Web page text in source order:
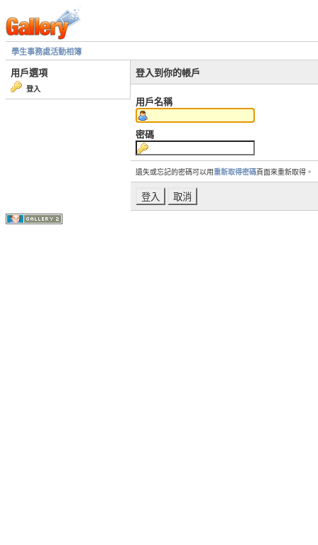
學生事務處活動相簿
用戶選項
登入
登入到你的帳戶
用戶名稱
密碼
遺失或忘記的密碼可以用重新取得密碼頁面來重新取得。